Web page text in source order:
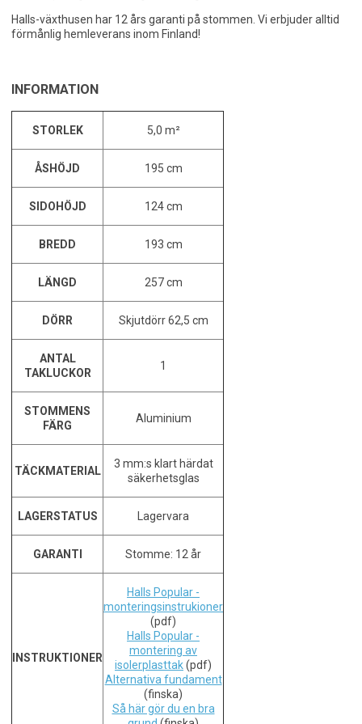
Halls-växthusen har 12 års garanti på stommen. Vi erbjuder alltid
förmånlig hemleverans inom Finland!
INFORMATION
STORLEK 5,0 m²
ÅSHÖJD 195 cm
SIDOHÖJD 124 cm
BREDD 193 cm
LÄNGD 257 cm
DÖRR Skjutdörr 62,5 cm
ANTAL
TAKLUCKOR
1
STOMMENS
FÄRG
Aluminium
TÄCKMATERIAL
3 mm:s klart härdat
säkerhetsglas
LAGERSTATUS Lagervara
GARANTI Stomme: 12 år
INSTRUKTIONER
Halls Popular -
monteringsinstrukioner
(pdf)
Halls Popular -
montering av
isolerplasttak(pdf)
Alternativa fundament
(finska)
Så här gör du en bra